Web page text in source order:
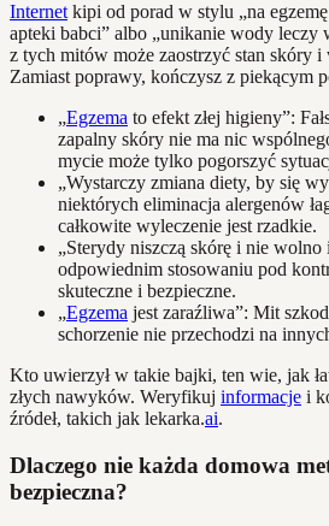
Internet kipi od porad w stylu „na
apteki babci” albo „unikanie wody leczy
z tych mitów może zaostrzyć stan skóry i
Zamiast poprawy, kończysz z piekącym
„Egzema to efekt złej higieny”:
zapalny skóry nie ma nic
mycie może tylko pogorszyć
„Wystarczy zmiana diety, by się
niektórych eliminacja alergenów
całkowite wyleczenie jest rzadkie.
„Sterydy niszczą skórę i nie
odpowiednim stosowaniu pod
skuteczne i bezpieczne.
„Egzema jest zaraźliwa”: Mit
schorzenie nie przechodzi na
Kto uwierzył w takie bajki, ten wie, jak
złych nawyków. Weryfikuj informacje i
źródeł, takich jak lekarka.ai.
Dlaczego nie każda domowa
bezpieczna?